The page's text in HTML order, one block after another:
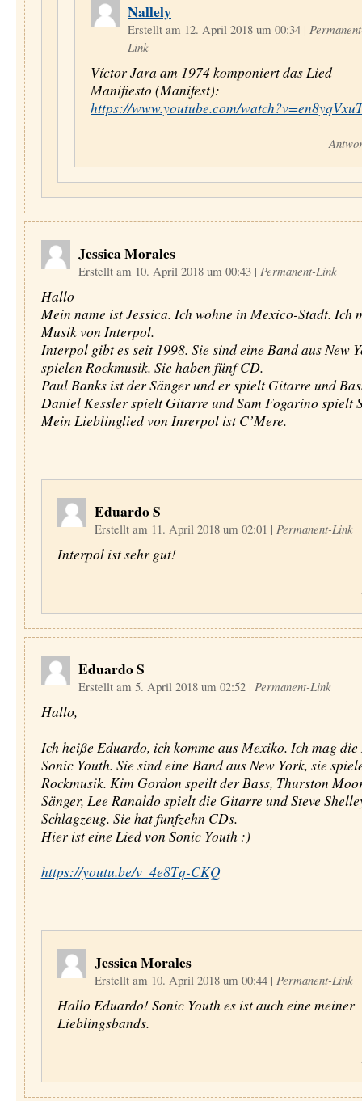
Nallely
Erstellt am 12. April 2018 um 00:34 |
Link
Víctor Jara am 1974 komponiert das Lied
Manifiesto (Manifest):
https://www.youtube.com/
Jessica Morales
Erstellt am 10. April 2018 um 00:43 | Permanent-Link
Hallo
Mein name ist Jessica. Ich wohne in Mexico-Stadt. Ich
Musik von Interpol.
Interpol gibt es seit 1998. Sie sind eine Band aus New
spielen Rockmusik. Sie haben fünf CD.
Paul Banks ist der Sänger und er spielt Gitarre und
Daniel Kessler spielt Gitarre und Sam Fogarino spielt
Mein Lieblinglied von Inrerpol ist C’Mere.
Eduardo S
Erstellt am 11. April 2018 um 02:01 | Permanent-Link
Interpol ist sehr gut!
Eduardo S
Erstellt am 5. April 2018 um 02:52 | Permanent-Link
Hallo,
Ich heiße Eduardo, ich komme aus Mexiko. Ich mag
Sonic Youth. Sie sind eine Band aus New York, sie
Rockmusik. Kim Gordon speilt der Bass, Thurston
Sänger, Lee Ranaldo spielt die Gitarre und Steve
Schlagzeug. Sie hat funfzehn CDs.
Hier ist eine Lied von Sonic Youth :)
https://youtu.be/v_4e8Tq-CKQ
Jessica Morales
Erstellt am 10. April 2018 um 00:44 | Permanent-Link
Hallo Eduardo! Sonic Youth es ist auch eine meiner
Lieblingsbands.